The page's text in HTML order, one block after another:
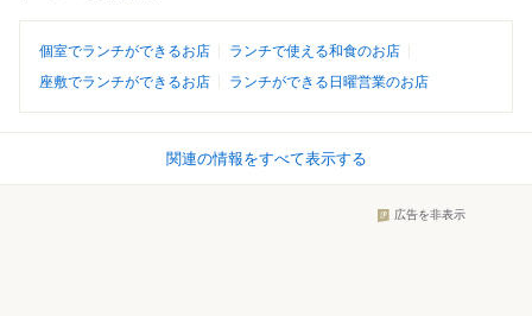
個室でランチができるお店
ランチで使える和食のお店
座敷でランチができるお店
ランチができる日曜営業のお店
関連の情報をすべて表示する
広告を非表示